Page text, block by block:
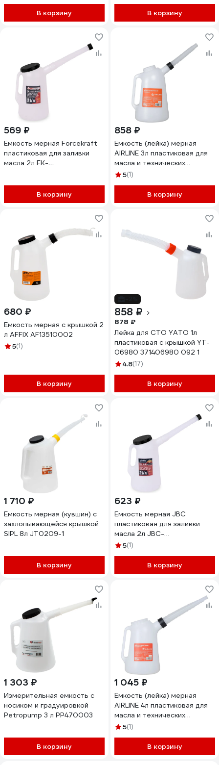
В корзину В корзину
569 ₽
Емкость мерная Forcekraft
пластиковая для заливки
масла 2л FK-
В корзину
858 ₽
Емкость (лейка) мерная
AIRLINE 3л пластиковая для
масла и технических
жидкостей APFL013
5(1)
В корзину
680 ₽
Емкость мерная с крышкой 2
л AFFIX AF13510002
5(1)
В корзину
858 ₽
878 ₽
Лейка для СТО YATO 1л
пластиковая с крышкой YT-
06980 371406980 092 1
4.8(17)
В корзину
1 710 ₽
Емкость мерная (кувшин) с
захлопывающейся крышкой
SIPL 8л JT0209-1
В корзину
623 ₽
Емкость мерная JBC
пластиковая для заливки
масла 2л JBC-
887C002(67369)
5(1)
В корзину
1 303 ₽
Измерительная емкость с
носиком и градуировкой
Petropump 3 л PP470003
В корзину
1 045 ₽
Емкость (лейка) мерная
AIRLINE 4л пластиковая для
масла и технических
жидкостей APFL014
5(1)
В корзину